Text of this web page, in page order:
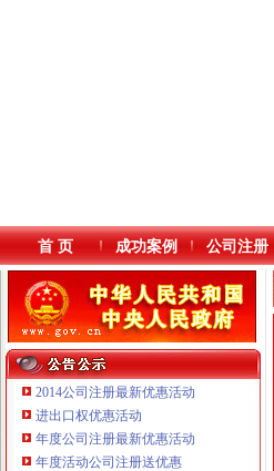
本站导航
首 页 成功案例 公司注册
2014公司注册最新优惠活动
进出口权优惠活动
年度公司注册最新优惠活动
年度活动公司注册送优惠
重庆鸽牌电线电缆有限公司 渝北10010万 (